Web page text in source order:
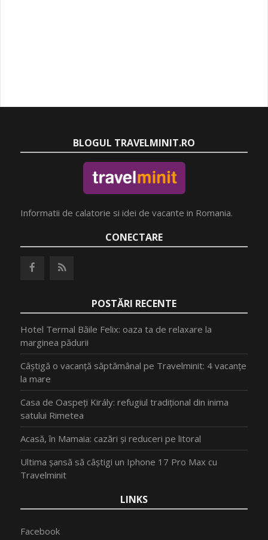
BLOGUL TRAVELMINIT.RO
Informatii de calatorie si idei de vacante in Romania.
CONECTARE
POSTĂRI RECENTE
Hotel Termal Băile Felix: oaza ta de relaxare la
marginea pădurii
Câștigă o vacanță săptămânal pe Travelminit: 4 vacanțe
la mare
Casa de Oaspeți Király: refugiul tradițional din inima
satului Rimetea
Acasă, în Mamaia: cazări și reduceri pe litoral
Ultima șansă să câștigi un Iphone 17 Pro Max cu
Travelminit
LINKS
Facebook